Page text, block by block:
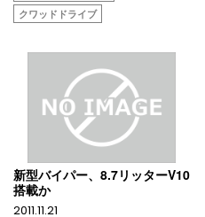
クワッドドライブ
新型バイパー、8.7リッターV10
搭載か
2011.11.21